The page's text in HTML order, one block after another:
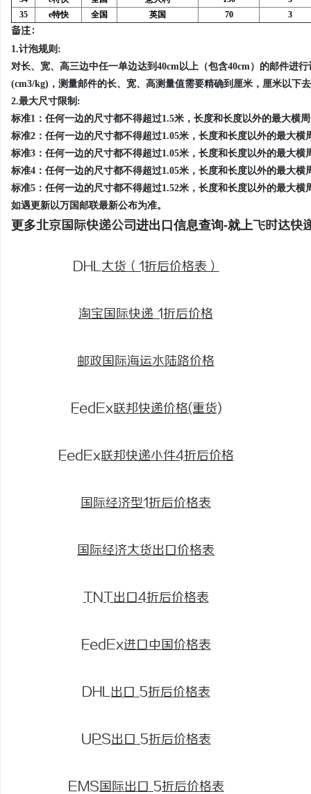
35
e特快 全国 英国 70 3
备注：
1.计泡规则:
对长、宽、高三边中任一单边达到40cm以上（包含40cm）的邮件进
(cm3/kg)，测量邮件的长、宽、高测量值需要精确到厘米，厘米以下
2.最大尺寸限制:
标准1：任何一边的尺寸都不得超过1.5米，长度和长度以外的最大横
标准2：任何一边的尺寸都不得超过1.05米，长度和长度以外的最大横
标准3：任何一边的尺寸都不得超过1.05米，长度和长度以外的最大横
标准4：任何一边的尺寸都不得超过1.05米，长度和长度以外的最大横
标准5：任何一边的尺寸都不得超过1.52米，长度和长度以外的最大横
如遇更新以万国邮联最新公布为准。
更多北京国际快递公司进出口信息查询-就上飞时达快
DHL大货（1折后价格表）
淘宝国际快递 1折后价格
邮政国际海运水陆路价格
FedEx联邦快递价格(重货)
FedEx联邦快递小件4折后价格
国际经济型1折后价格表
国际经济大货出口价格表
TNT出口4折后价格表
FedEx进口中国价格表
DHL出口 5折后价格表
UPS出口 5折后价格表
EMS国际出口 5折后价格表